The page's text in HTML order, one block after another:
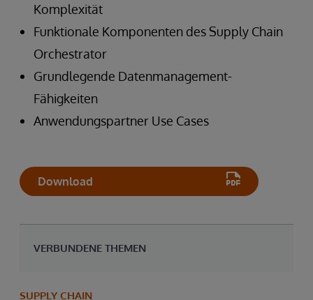
Komplexität
Funktionale Komponenten des Supply Chain
Orchestrator
Grundlegende Datenmanagement-
Fähigkeiten
Anwendungspartner Use Cases
Download
VERBUNDENE THEMEN
SUPPLY CHAIN